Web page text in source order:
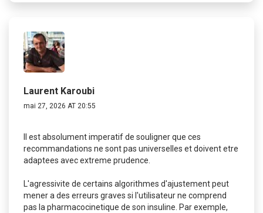
Laurent Karoubi
mai 27, 2026 AT 20:55
Il est absolument imperatif de souligner que ces
recommandations ne sont pas universelles et doivent etre
adaptees avec extreme prudence.
L'agressivite de certains algorithmes d'ajustement peut
mener a des erreurs graves si l'utilisateur ne comprend
pas la pharmacocinetique de son insuline. Par exemple,